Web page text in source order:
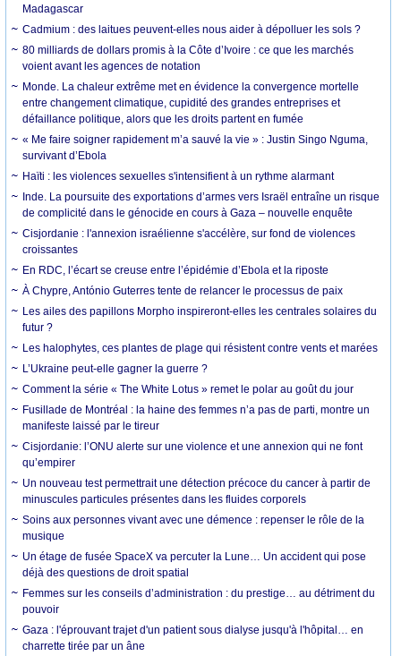
Madagascar
Cadmium : des laitues peuvent-elles nous aider à dépolluer les sols ?
80 milliards de dollars promis à la Côte d’Ivoire : ce que les marchés
voient avant les agences de notation
Monde. La chaleur extrême met en évidence la convergence mortelle
entre changement climatique, cupidité des grandes entreprises et
défaillance politique, alors que les droits partent en fumée
« Me faire soigner rapidement m’a sauvé la vie » : Justin Singo Nguma,
survivant d’Ebola
Haïti : les violences sexuelles s'intensifient à un rythme alarmant
Inde. La poursuite des exportations d’armes vers Israël entraîne un risque
de complicité dans le génocide en cours à Gaza – nouvelle enquête
Cisjordanie : l'annexion israélienne s'accélère, sur fond de violences
croissantes
En RDC, l’écart se creuse entre l’épidémie d’Ebola et la riposte
À Chypre, António Guterres tente de relancer le processus de paix
Les ailes des papillons Morpho inspireront-elles les centrales solaires du
futur ?
Les halophytes, ces plantes de plage qui résistent contre vents et marées
L’Ukraine peut-elle gagner la guerre ?
Comment la série « The White Lotus » remet le polar au goût du jour
Fusillade de Montréal : la haine des femmes n’a pas de parti, montre un
manifeste laissé par le tireur
Cisjordanie: l’ONU alerte sur une violence et une annexion qui ne font
qu’empirer
Un nouveau test permettrait une détection précoce du cancer à partir de
minuscules particules présentes dans les fluides corporels
Soins aux personnes vivant avec une démence : repenser le rôle de la
musique
Un étage de fusée SpaceX va percuter la Lune… Un accident qui pose
déjà des questions de droit spatial
Femmes sur les conseils d’administration : du prestige… au détriment du
pouvoir
Gaza : l'éprouvant trajet d'un patient sous dialyse jusqu'à l'hôpital… en
charrette tirée par un âne